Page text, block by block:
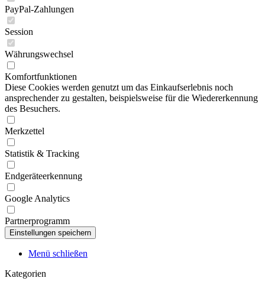
PayPal-Zahlungen
Session
Währungswechsel
Komfortfunktionen
Diese Cookies werden genutzt um das Einkaufserlebnis noch
ansprechender zu gestalten, beispielsweise für die Wiedererkennung
des Besuchers.
Merkzettel
Statistik & Tracking
Endgeräteerkennung
Google Analytics
Partnerprogramm
Menü schließen
Kategorien